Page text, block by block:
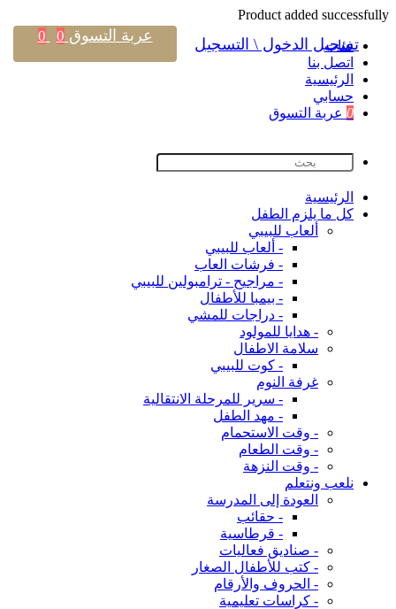
Product added successfully
فئات
اتصل بنا
اﻟﺮﺋﻴﺴﻴﺔ
حسابي
0 عربة التسوق
اﻟﺮﺋﻴﺴﻴﺔ
كل ما يلزم الطفل
ألعاب للبيبي
- ألعاب للبيبي
- فرشات العاب
- مراجيح - ترامبولين للبيبي
- بيمبا للأطفال
- دراجات للمشي
- هدايا للمولود
سلامة الاطفال
- كوت للبيبي
غرفة النوم
- سرير للمرحلة الانتقالية
- مهد الطفل
- وقت الاستحمام
- وقت الطعام
- وقت النزهة
نلعب ونتعلم
العودة إلى المدرسة
- حقائب
- قرطاسية
- صناديق فعاليات
- كتب للأطفال الصغار
- الحروف والأرقام
- كراسات تعليمية
تسجيل الدخول \ التسجيل عربة التسوق 0
0